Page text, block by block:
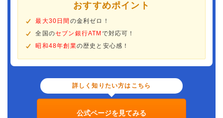
おすすめポイント
最大30日間 の金利ゼロ！
全国のセブン銀行ATM で対応可！
昭和48年創業の歴史と安心感！
詳しく知りたい方はこちら
公式ページを見てみる